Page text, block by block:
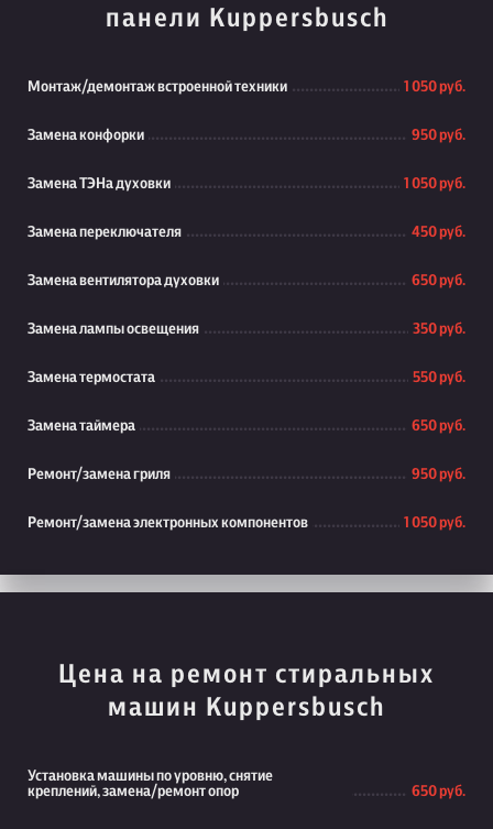
панели Kuppersbusch
Монтаж/демонтаж встроенной техники 1 050 руб.
Замена конфорки 950 руб.
Замена ТЭНа духовки 1 050 руб.
Замена переключателя 450 руб.
Замена вентилятора духовки 650 руб.
Замена лампы освещения 350 руб.
Замена термостата 550 руб.
Замена таймера 650 руб.
Ремонт/замена гриля 950 руб.
Ремонт/замена электронных компонентов 1 050 руб.
Цена на ремонт стиральных
машин Kuppersbusch
Установка машины по уровню, снятие
креплений, замена/ремонт опор
650 руб.